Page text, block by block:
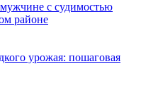
с судимостью
районе
урожая: пошаговая